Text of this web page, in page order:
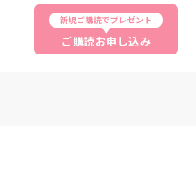
新規ご購読でプレゼント
ご購読お申し込み